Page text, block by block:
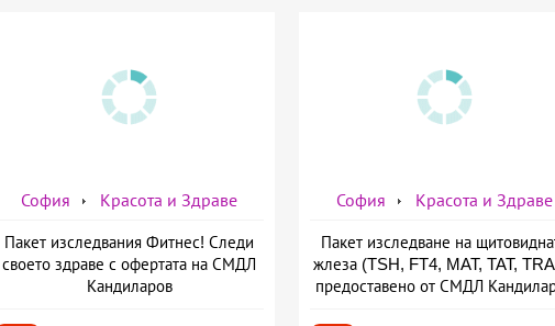
София Красота и Здраве
Пакет изследвания Фитнес! Следи
своето здраве с офертата на СМДЛ
Кандиларов
София Красота и Здраве
Пакет изследване на
жлеза (TSH, FT4, MAT, TAT,
предоставено от СМДЛ